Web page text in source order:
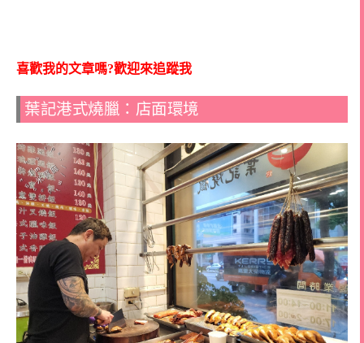
喜歡我的文章嗎?歡迎來追蹤我
葉記港式燒臘：店面環境